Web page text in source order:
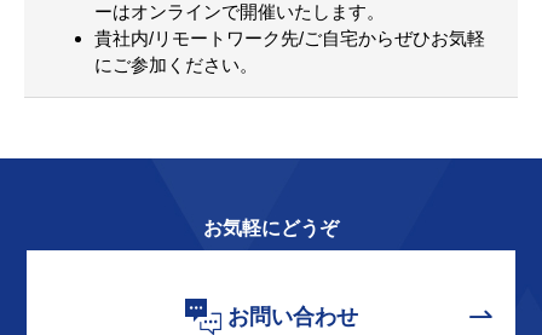
ーはオンラインで開催いたします。
貴社内/リモートワーク先/ご自宅からぜひお気軽
にご参加ください。
お気軽にどうぞ
お問い合わせ